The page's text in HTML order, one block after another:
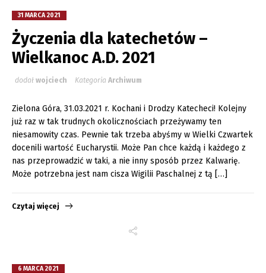
31 MARCA 2021
Życzenia dla katechetów –
Wielkanoc A.D. 2021
dodał wojciech Kategoria Archiwum
Zielona Góra, 31.03.2021 r. Kochani i Drodzy Katecheci! Kolejny
już raz w tak trudnych okolicznościach przeżywamy ten
niesamowity czas. Pewnie tak trzeba abyśmy w Wielki Czwartek
docenili wartość Eucharystii. Może Pan chce każdą i każdego z
nas przeprowadzić w taki, a nie inny sposób przez Kalwarię.
Może potrzebna jest nam cisza Wigilii Paschalnej z tą […]
Czytaj więcej
6 MARCA 2021